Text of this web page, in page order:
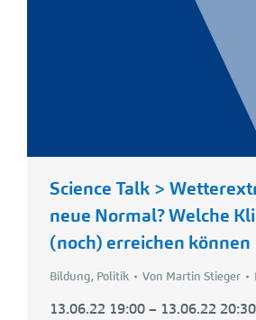
Science Talk >
neue Normal? Welche
(noch) erreichen können
Bildung, Politik Von Martin Stieger
13.06.22 19:00 – 13.06.22